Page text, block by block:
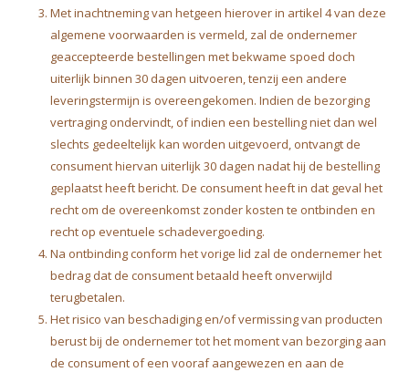
Met inachtneming van hetgeen hierover in artikel 4 van deze
algemene voorwaarden is vermeld, zal de ondernemer
geaccepteerde bestellingen met bekwame spoed doch
uiterlijk binnen 30 dagen uitvoeren, tenzij een andere
leveringstermijn is overeengekomen. Indien de bezorging
vertraging ondervindt, of indien een bestelling niet dan wel
slechts gedeeltelijk kan worden uitgevoerd, ontvangt de
consument hiervan uiterlijk 30 dagen nadat hij de bestelling
geplaatst heeft bericht. De consument heeft in dat geval het
recht om de overeenkomst zonder kosten te ontbinden en
recht op eventuele schadevergoeding.
Na ontbinding conform het vorige lid zal de ondernemer het
bedrag dat de consument betaald heeft onverwijld
terugbetalen.
Het risico van beschadiging en/of vermissing van producten
berust bij de ondernemer tot het moment van bezorging aan
de consument of een vooraf aangewezen en aan de